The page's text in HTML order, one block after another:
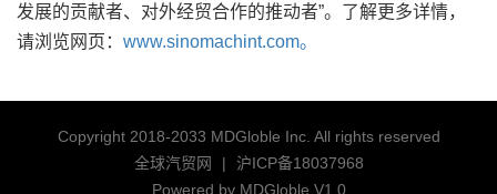
发展的贡献者、对外经贸合作的推动者”。了解更多详情，
请浏览网页： www.sinomachint.com。
Copyright 2018-2033 MDGloble Inc. All rights reserved
全球汽贸网
|
沪ICP备18037968
Powered by MDGloble V1.0